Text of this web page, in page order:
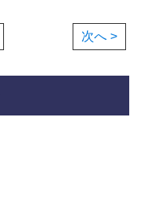
次へ >